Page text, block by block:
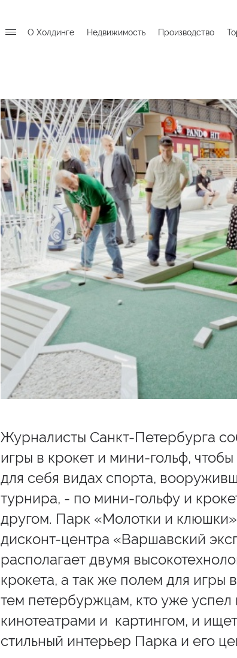
О Холдинге Недвижимость Производство
Журналисты Санкт-Петербурга
игры в крокет и мини-гольф, чтобы
для себя видах спорта,
турнира, - по мини-гольфу и
другом. Парк «Молотки и
дисконт-центра «Варшавский
располагает двумя
крокета, а так же полем для игры
тем петербуржцам, кто уже успел
кинотеатрами и картингом, и
стильный интерьер Парка и его